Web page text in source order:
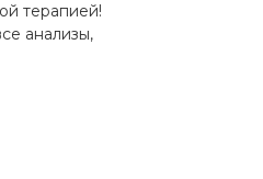
терапией!
анализы,